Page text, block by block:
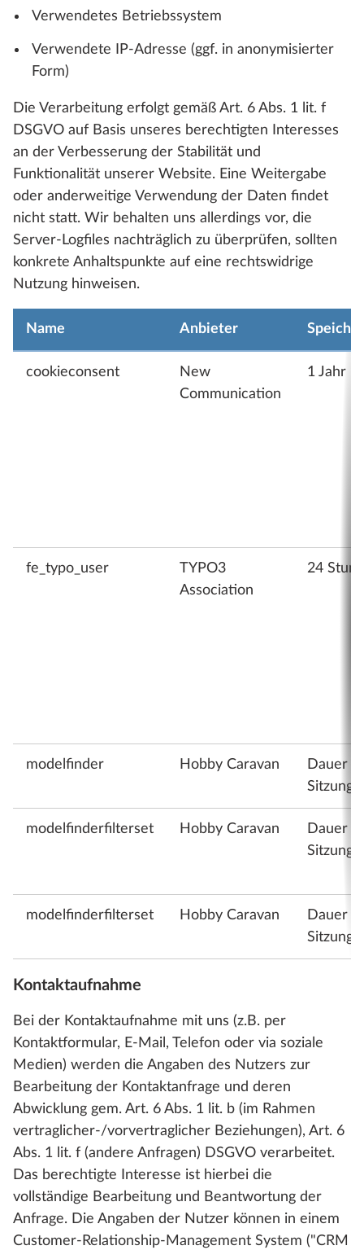
Verwendetes Betriebssystem
Verwendete IP-Adresse (ggf. in anonymisierter
Form)
Die Verarbeitung erfolgt gemäß Art. 6 Abs. 1 lit. f
DSGVO auf Basis unseres berechtigten Interesses
an der Verbesserung der Stabilität und
Funktionalität unserer Website. Eine Weitergabe
oder anderweitige Verwendung der Daten findet
nicht statt. Wir behalten uns allerdings vor, die
Server-Logfiles nachträglich zu überprüfen, sollten
konkrete Anhaltspunkte auf eine rechtswidrige
Nutzung hinweisen.
Name Anbieter
cookieconsent
New
Communication
1 Jahr
fe_typo_user
TYPO3
Association
24
modelfinder Hobby Caravan
Dauer
Sitzung
modelfinderfilterset Hobby Caravan
Dauer
Sitzung
modelfinderfilterset Hobby Caravan
Dauer
Sitzung
Kontaktaufnahme
Bei der Kontaktaufnahme mit uns (z.B. per
Kontaktformular, E-Mail, Telefon oder via soziale
Medien) werden die Angaben des Nutzers zur
Bearbeitung der Kontaktanfrage und deren
Abwicklung gem. Art. 6 Abs. 1 lit. b (im Rahmen
vertraglicher-/vorvertraglicher Beziehungen), Art. 6
Abs. 1 lit. f (andere Anfragen) DSGVO verarbeitet.
Das berechtigte Interesse ist hierbei die
vollständige Bearbeitung und Beantwortung der
Anfrage. Die Angaben der Nutzer können in einem
Customer-Relationship-Management System ("CRM